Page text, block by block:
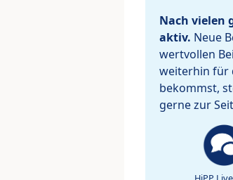
Nach vielen
aktiv. Neue
wertvollen
weiterhin für
bekommst,
gerne zur